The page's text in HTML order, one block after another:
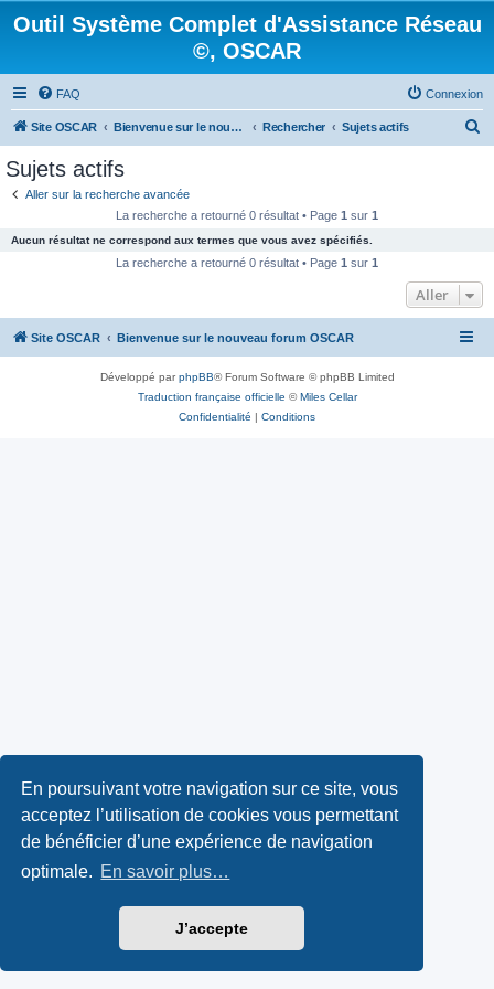
En poursuivant votre navigation sur ce site, vous
acceptez l’utilisation de cookies vous permettant
de bénéficier d’une expérience de navigation
optimale. En savoir plus…
J’accepte
Outil Système Complet d'Assistance Réseau
©, OSCAR
FAQ Connexion
Site OSCAR Bienvenue sur le nouveau forum OSCAR Rechercher Sujets actifs
c
Sujets actifs
Aller sur la recherche avancée
La recherche a retourné 0 résultat • Page 1 sur 1
Aucun résultat ne correspond aux termes que vous avez spécifiés.
La recherche a retourné 0 résultat • Page 1 sur 1
Aller
Site OSCAR Bienvenue sur le nouveau forum OSCAR
Développé parphpBB® Forum Software © phpBB Limited
Traduction française officielle ©Miles Cellar
Confidentialité | Conditions